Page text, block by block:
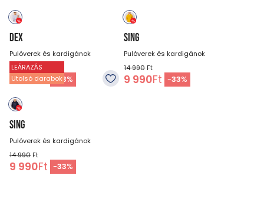
DEX
Pulóverek és kardigánok
11 990Ft
7 990Ft -33%
SING
Pulóverek és kardigánok
14 990Ft
9 990Ft -33%
LEÁRAZÁS
Utolsó darabok
SING
Pulóverek és kardigánok
14 990 Ft
9 990Ft -33%